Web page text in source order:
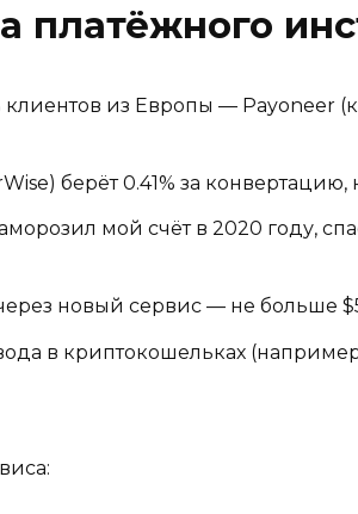
платёжного
клиентов из Европы — Payoneer
берёт 0.41% за
мой счёт в 2020 году,
новый сервис — не больше
в криптокошельках